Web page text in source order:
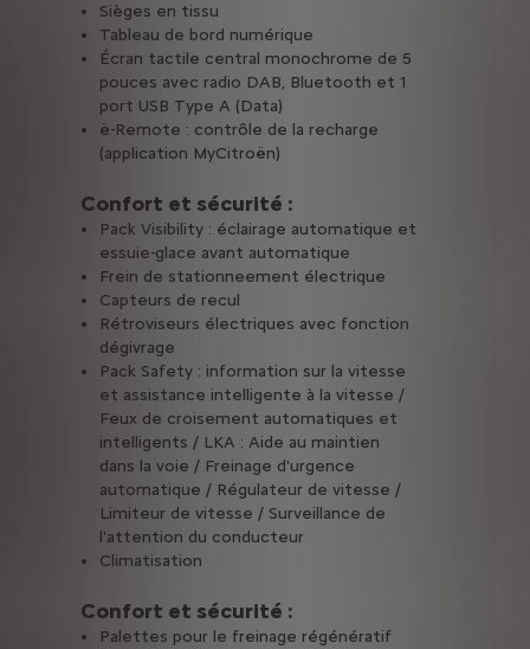
sur vous pour déverrouiller votre véhicule en vous en
arrière, la caméra affiche une vue arrière avec des repères
Sièges en tissu
Tableau de bord numérique
Écran tactile central monochrome de 5
pouces avec radio DAB, Bluetooth et 1
port USB Type A (Data)
ë-Remote : contrôle de la recharge
(application MyCitroën)
Confort et sécurité :
Pack Visibility : éclairage automatique et
essuie-glace avant automatique
Frein de stationneement électrique
Capteurs de recul
Rétroviseurs électriques avec fonction
dégivrage
Pack Safety : information sur la vitesse
et assistance intelligente à la vitesse /
Feux de croisement automatiques et
intelligents / LKA : Aide au maintien
dans la voie / Freinage d'urgence
automatique / Régulateur de vitesse /
Limiteur de vitesse / Surveillance de
l'attention du conducteur
Climatisation
Confort et sécurité :
Palettes pour le freinage régénératif